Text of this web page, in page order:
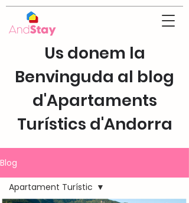
Us donem la
Benvinguda al blog
d'Apartaments
Turístics d'Andorra
Blog
Apartament Turístic